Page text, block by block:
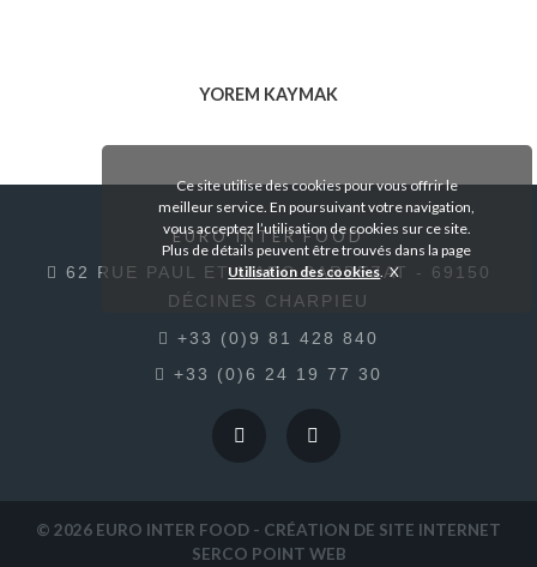
YOREM KAYMAK
EURO INTER FOOD
62 RUE PAUL ET MARC BARBEZAT - 69150
DÉCINES CHARPIEU
+33 (0)9 81 428 840
+33 (0)6 24 19 77 30
© 2026 EURO INTER FOOD - CRÉATION DE SITE INTERNET
SERCO POINT WEB
Ce site utilise des cookies pour vous offrir le
meilleur service. En poursuivant votre navigation,
vous acceptez l’utilisation de cookies sur ce site.
Plus de détails peuvent être trouvés dans la page
Utilisation des cookies.